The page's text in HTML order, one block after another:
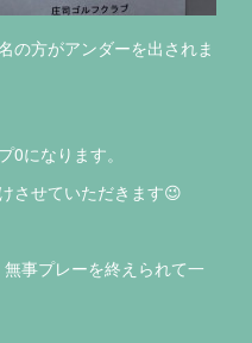
の方がアンダーを出されま
0になります。
させていただきます😉
事プレーを終えられて一